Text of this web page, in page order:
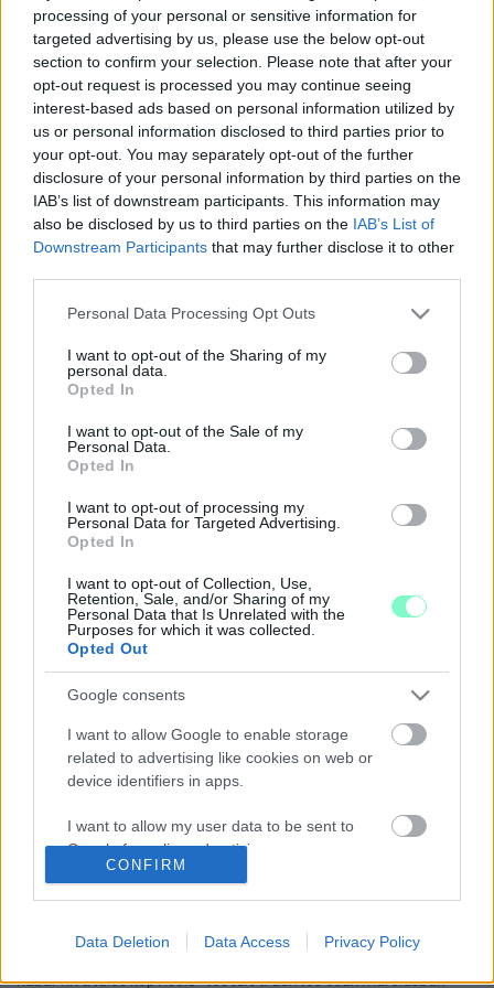
processing of your personal or sensitive information for
targeted advertising by us, please use the below opt-out
section to confirm your selection. Please note that after your
opt-out request is processed you may continue seeing
interest-based ads based on personal information utilized by
us or personal information disclosed to third parties prior to
your opt-out. You may separately opt-out of the further
disclosure of your personal information by third parties on the
IAB’s list of downstream participants. This information may
also be disclosed by us to third parties on the IAB’s List of
Downstream Participants that may further disclose it to other
Please note that this website/app uses one or more Google
not limited to your visit or usage behaviour. You may click to
grant or deny consent to Google and its third-party tags to
use your data for below specified purposes in below Google
consent section.
Personal Data Processing Opt Outs
I want to opt-out of the Sharing of my
personal data.
Opted In
I want to opt-out of the Sale of my
Personal Data.
Opted In
I want to opt-out of processing my
Personal Data for Targeted Advertising.
Opted In
I want to opt-out of Collection, Use,
Retention, Sale, and/or Sharing of my
Personal Data that Is Unrelated with the
Purposes for which it was collected.
Opted Out
Google consents
I want to allow Google to enable storage
related to advertising like cookies on web or
device identifiers in apps.
I want to allow my user data to be sent to
Google for online advertising purposes.
CONFIRM
Data Deletion Data Access Privacy Policy
CSÓNAKÁZÓ-TÓ HIDEG VÍZÉBE EGY
MOZGÁSSÉRÜLT FÉRFI
2023. május. 08. 11:57
Idejében jött a segítség.
A NAP SZÁMADATA: 240 TONNA MÉSZKÖVET
HASZNÁLNAK FEL A SZOMBATHELYI
CSÓNAKÁZÓ-TÓ SÉTÁNYÁNAK TELJES
FELÚJÍTÁSÁHOZ
2023. január. 11. 12:29
3 millió forintot költ el a város a rekonstrukcióra, amelynek helye
VÍZFELÜLETÉN
2022. augusztus. 25. 14:01
A stéget a most épülő hotel üzemeltetői alakítanák ki, cserébe a
város használhatja a hotel területén lévő magánutat.
REGGEL NYOLC ÉS DÉLUTÁN NÉGY KÖZÖTT
EGY JÁRŐRPÁR VIGYÁZ A RENDRE A SÁRVÁRI
CSÓNAKÁZÓ-TÓ MELLETT
2022. július. 25. 20:01
A nyári szezon beköszöntével egyre több turista és
vendégmunkás érkezik a városba, az önkormányzat több
IDÉN MÁR A HETEDIK RÉCÉT KELL ELLÁTNI
SZOMBATHELYEN KUTYATÁMADÁS MIATT
2022. július. 25. 11:48
Rendszeresen támadnak a madarakra a Csónakázó-tónál.
GALÉRIA – KÉKRUHÁS FUTÓK LEPTÉK EL A
SZOMBATHELYI CSÓNAKÁZÓ-TÓ KÖRNYÉKÉT
2022. május. 14. 11:50
Idén már harmadik alkalommal rendezték meg a KÉK Futást.
A SÁRVÁRI CSÓNAKÁZÓ-TÓ ÜZEMELTETŐJE
MÁR KÉSZÜLT A PÁLYÁZATRA, AMIKOR A
VÁROSVEZETÉS PÁLYÁZTATÁS NÉLKÜL EGY
MÁSIK VÁLLALKOZÓNAK PASSZOLTA ÁT A
VÍZFELÜLETET
2022. március. 23. 11:06
habár hivatalos képviselő-testületi döntés csak márciusban